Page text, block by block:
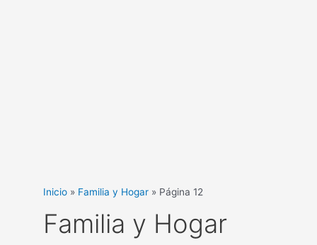
Inicio Familia y Hogar Página 12
Familia y Hogar